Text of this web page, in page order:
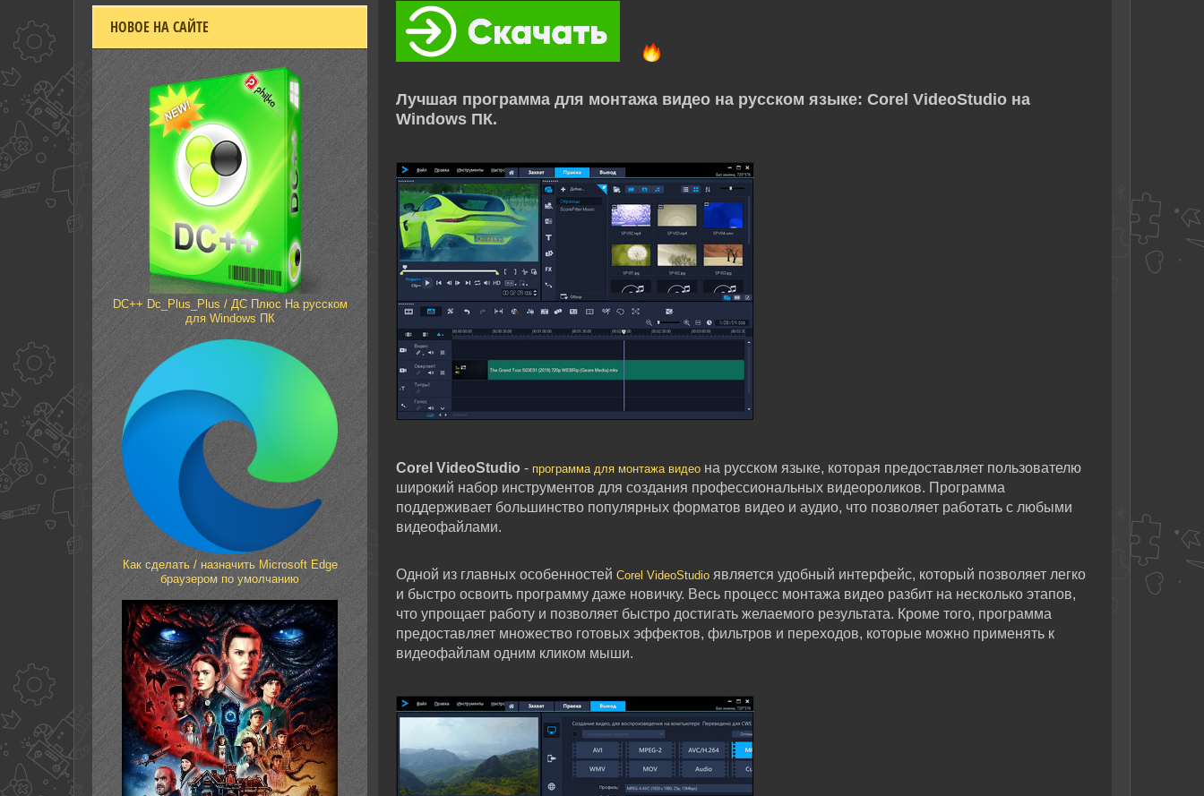
Лучшая программа для монтажа видео на русском языке: Corel VideoStudio на
Windows ПК.
Corel VideoStudio - программа для монтажа видеона русском языке, которая предоставляет пользователю
широкий набор инструментов для создания профессиональных видеороликов. Программа
поддерживает большинство популярных форматов видео и аудио, что позволяет работать с любыми
видеофайлами.
Одной из главных особенностей Corel VideoStudio является удобный интерфейс, который позволяет легко
и быстро освоить программу даже новичку. Весь процесс монтажа видео разбит на несколько этапов,
что упрощает работу и позволяет быстро достигать желаемого результата. Кроме того, программа
предоставляет множество готовых эффектов, фильтров и переходов, которые можно применять к
видеофайлам одним кликом мыши.
НОВОЕ НА САЙТЕ
DC++ Dc_Plus_Plus / ДС Плюс На русском
для Windows ПК
Как сделать / назначить Microsoft Edge
браузером по умолчанию